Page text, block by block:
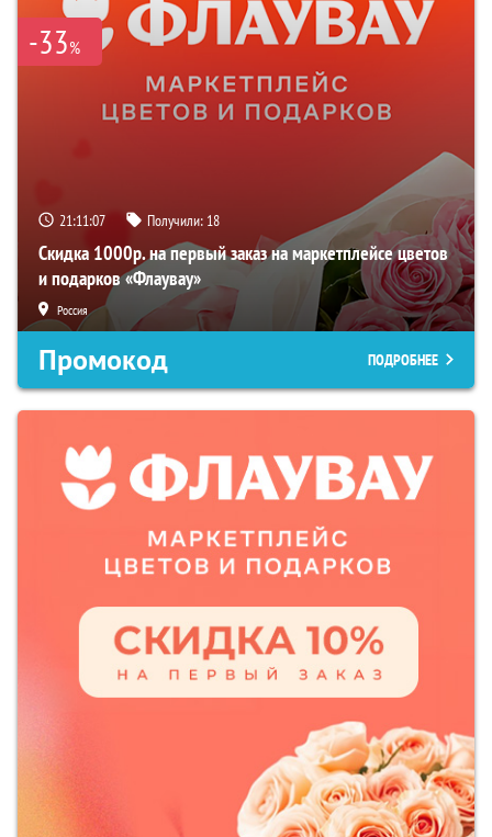
-33%
21:11:06 Получили: 18
Скидка 1000р. на первый заказ на маркетплейсе цветов
и подарков «Флаувау»
Россия
Промокод ПОДРОБНЕЕ